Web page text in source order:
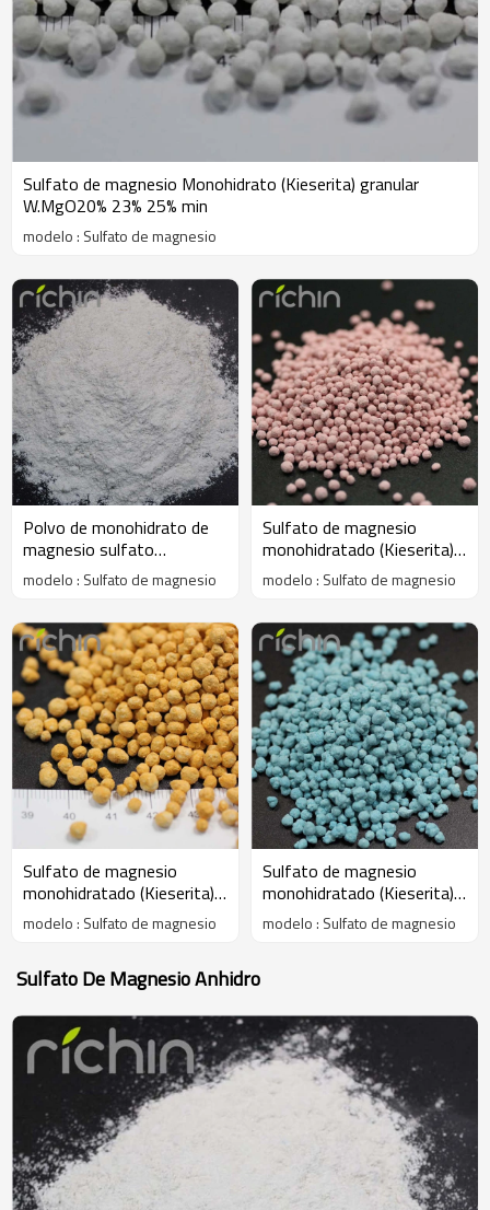
Sulfato de magnesio Monohidrato (Kieserita) granular
W.MgO20% 23% 25% min
modelo : Sulfato de magnesio
Polvo de monohidrato de
magnesio sulfato
(Kieserita) W.MgO20% 23%
25% min
modelo : Sulfato de magnesio
Sulfato de magnesio
monohidratado (Kieserita)
color granular
modelo : Sulfato de magnesio
Sulfato de magnesio
monohidratado (Kieserita)
color granular
modelo : Sulfato de magnesio
Sulfato de magnesio
monohidratado (Kieserita)
color granular
modelo : Sulfato de magnesio
Sulfato De Magnesio Anhidro